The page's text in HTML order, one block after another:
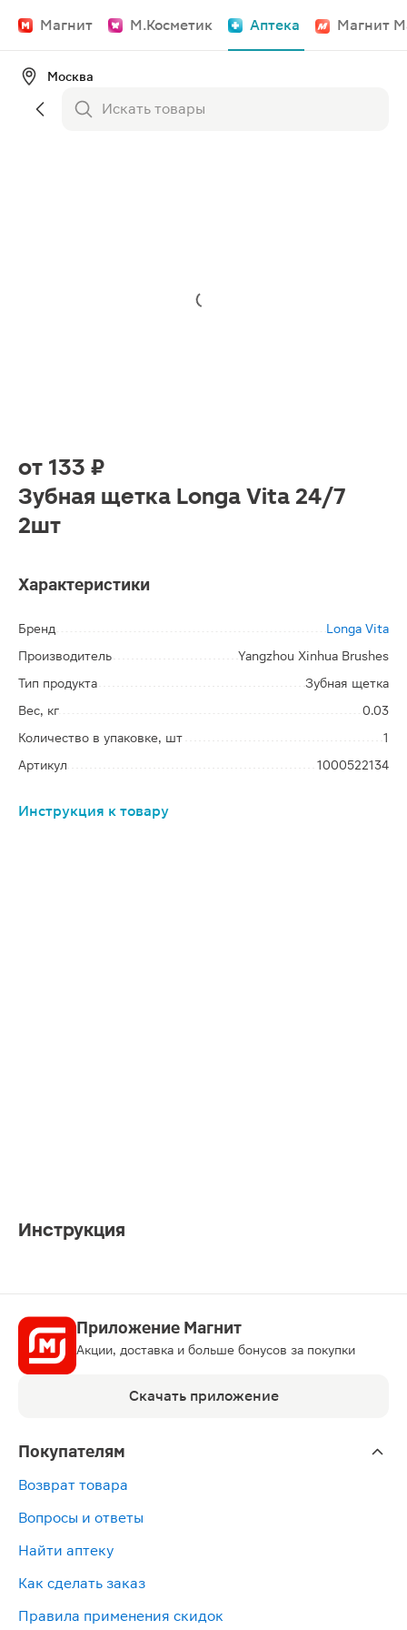
Магнит М.Косметик Аптека Магнит
Москва
от 133 ₽
Зубная щетка Longa Vita 24/7
2шт
Характеристики
Бренд
Longa Vita
Производитель
Yangzhou Xinhua Brushes
Тип продукта
Зубная щетка
Вес, кг
0.03
Количество в упаковке, шт
1
Артикул
1000522134
Инструкция к товару
Инструкция
Приложение Магнит
Акции, доставка и больше бонусов за покупки
Скачать приложение
Покупателям
Возврат товара
Вопросы и ответы
Найти аптеку
Как сделать заказ
Правила применения скидок